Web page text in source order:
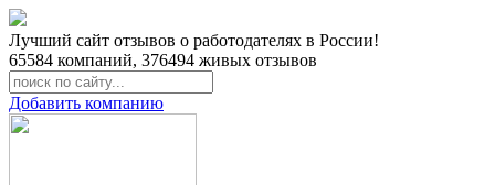
Лучший сайт отзывов о работодателях в России!
65584 компаний, 376494 живых отзывов
Добавить компанию